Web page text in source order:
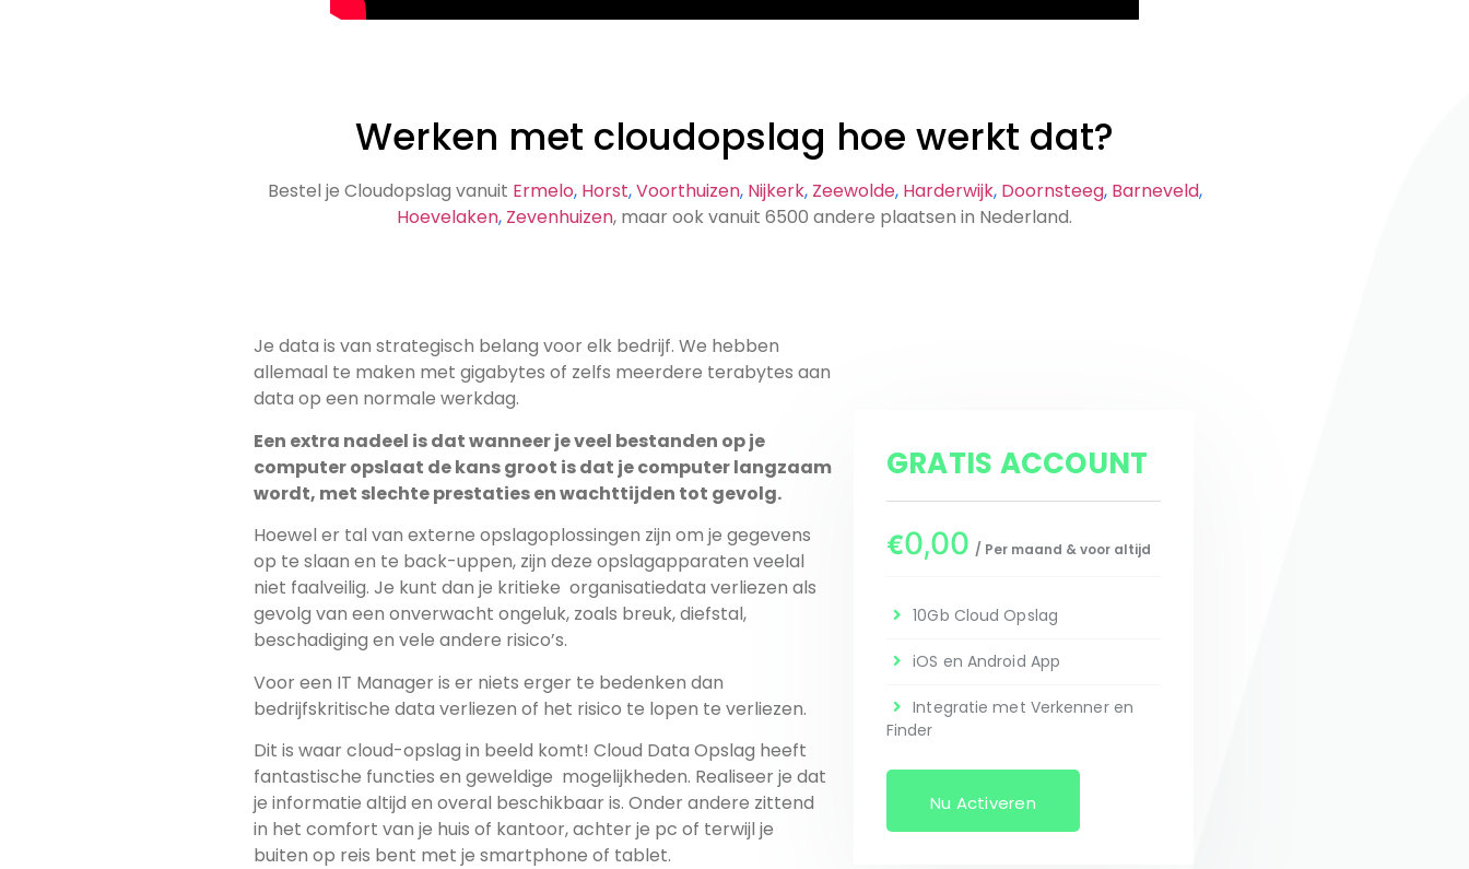
Werken met cloudopslag hoe werkt dat?
Bestel je Cloudopslag vanuit Ermelo, Horst,Voorthuizen, Nijkerk, Zeewolde, Harderwijk, Doornsteeg, Barneveld,
Hoevelaken, Zevenhuizen , maar ook vanuit 6500 andere plaatsen in Nederland.
Je data is van strategisch belang voor elk bedrijf. We hebben
allemaal te maken met gigabytes of zelfs meerdere terabytes aan
data op een normale werkdag.
Een extra nadeel is dat wanneer je veel bestanden op je
computer opslaat de kans groot is dat je computer langzaam
wordt, met slechte prestaties en wachttijden tot gevolg.
Hoewel er tal van externe opslagoplossingen zijn om je gegevens
op te slaan en te back-uppen, zijn deze opslagapparaten veelal
niet faalveilig. Je kunt dan je kritieke organisatiedata verliezen als
gevolg van een onverwacht ongeluk, zoals breuk, diefstal,
beschadiging en vele andere risico’s.
Voor een IT Manager is er niets erger te bedenken dan
bedrijfskritische data verliezen of het risico te lopen te verliezen.
Dit is waar cloud-opslag in beeld komt! Cloud Data Opslag heeft
fantastische functies en geweldige mogelijkheden. Realiseer je dat
je informatie altijd en overal beschikbaar is. Onder andere zittend
in het comfort van je huis of kantoor, achter je pc of terwijl je
buiten op reis bent met je smartphone of tablet.
GRATIS ACCOUNT
€0,00 / Per maand & voor altijd
10Gb Cloud Opslag
iOS en Android App
Integratie met Verkenner en
Finder
Nu Activeren